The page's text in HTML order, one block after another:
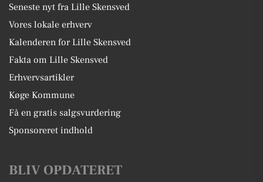
Seneste nyt fra Lille Skensved
Vores lokale erhverv
Kalenderen for Lille Skensved
Fakta om Lille Skensved
Erhvervsartikler
Køge Kommune
Få en gratis salgsvurdering
Sponsoreret indhold
BLIV OPDATERET